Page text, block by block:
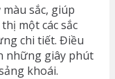
sắc, giúp
một các sắc
chi tiết. Điều
những giây phút
khoái.